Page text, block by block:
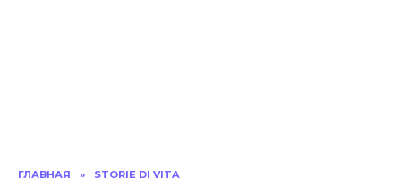
ГЛАВНАЯ » STORIE DI VITA